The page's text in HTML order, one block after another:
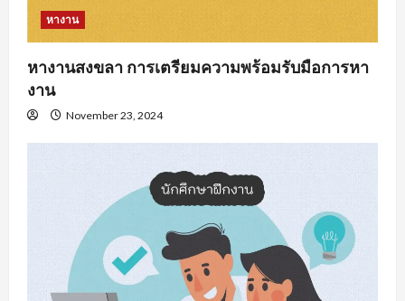
หางาน
หางานสงขลา การเตรียมความพร้อมรับมือการหา
งาน
November 23, 2024